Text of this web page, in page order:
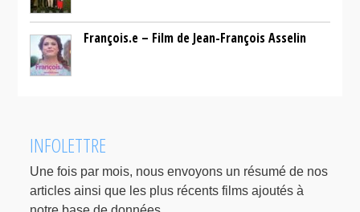
François.e – Film de Jean-François Asselin
INFOLETTRE
Une fois par mois, nous envoyons un résumé de nos
articles ainsi que les plus récents films ajoutés à